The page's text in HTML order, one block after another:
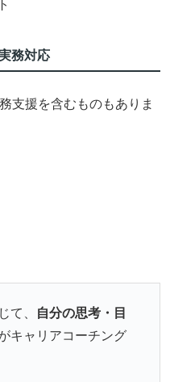
務対応
支援を含むものもありま
て、
自分の思考・目
キャリアコーチング